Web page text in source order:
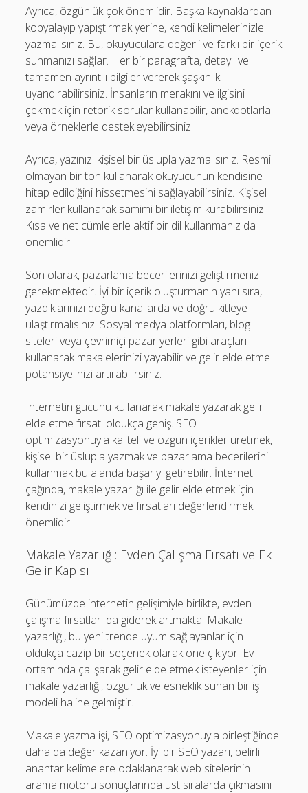
Ayrıca, özgünlük çok önemlidir. Başka kaynaklardan
kopyalayıp yapıştırmak yerine, kendi kelimelerinizle
yazmalısınız. Bu, okuyuculara değerli ve farklı bir içerik
sunmanızı sağlar. Her bir paragrafta, detaylı ve
tamamen ayrıntılı bilgiler vererek şaşkınlık
uyandırabilirsiniz. İnsanların merakını ve ilgisini
çekmek için retorik sorular kullanabilir, anekdotlarla
veya örneklerle destekleyebilirsiniz.
Ayrıca, yazınızı kişisel bir üslupla yazmalısınız. Resmi
olmayan bir ton kullanarak okuyucunun kendisine
hitap edildiğini hissetmesini sağlayabilirsiniz. Kişisel
zamirler kullanarak samimi bir iletişim kurabilirsiniz.
Kısa ve net cümlelerle aktif bir dil kullanmanız da
önemlidir.
Son olarak, pazarlama becerilerinizi geliştirmeniz
gerekmektedir. İyi bir içerik oluşturmanın yanı sıra,
yazdıklarınızı doğru kanallarda ve doğru kitleye
ulaştırmalısınız. Sosyal medya platformları, blog
siteleri veya çevrimiçi pazar yerleri gibi araçları
kullanarak makalelerinizi yayabilir ve gelir elde etme
potansiyelinizi artırabilirsiniz.
Internetin gücünü kullanarak makale yazarak gelir
elde etme fırsatı oldukça geniş. SEO
optimizasyonuyla kaliteli ve özgün içerikler üretmek,
kişisel bir üslupla yazmak ve pazarlama becerilerini
kullanmak bu alanda başarıyı getirebilir. İnternet
çağında, makale yazarlığı ile gelir elde etmek için
kendinizi geliştirmek ve fırsatları değerlendirmek
önemlidir.
Makale Yazarlığı: Evden Çalışma Fırsatı ve Ek
Gelir Kapısı
Günümüzde internetin gelişimiyle birlikte, evden
çalışma fırsatları da giderek artmakta. Makale
yazarlığı, bu yeni trende uyum sağlayanlar için
oldukça cazip bir seçenek olarak öne çıkıyor. Ev
ortamında çalışarak gelir elde etmek isteyenler için
makale yazarlığı, özgürlük ve esneklik sunan bir iş
modeli haline gelmiştir.
Makale yazma işi, SEO optimizasyonuyla birleştiğinde
daha da değer kazanıyor. İyi bir SEO yazarı, belirli
anahtar kelimelere odaklanarak web sitelerinin
arama motoru sonuçlarında üst sıralarda çıkmasını